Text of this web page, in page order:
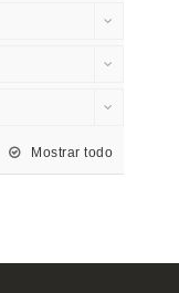
Mostrar todo